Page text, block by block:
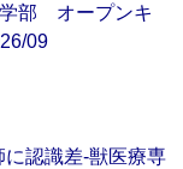
部 オープンキ
09
認識差‐獣医療専